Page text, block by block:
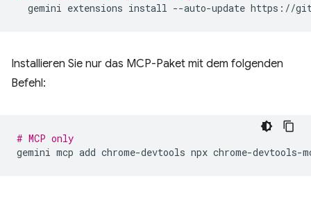
gemini extensions install --auto-update
Installieren Sie nur das MCP-Paket mit dem folgenden
Befehl:
# MCP only
gemini mcp add chrome-devtools npx